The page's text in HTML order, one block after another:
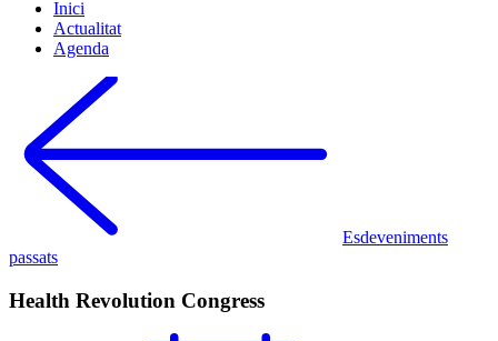
Inici
Actualitat
Agenda
Esdeveniments
passats
Health Revolution Congress